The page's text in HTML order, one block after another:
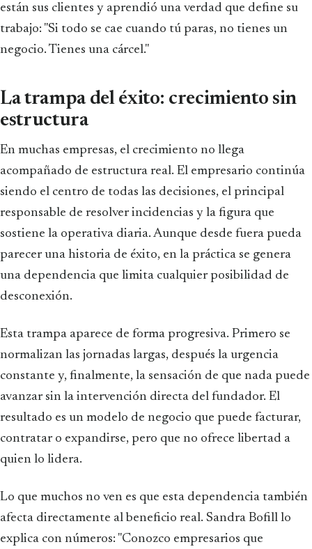
están sus clientes y aprendió una verdad que define su
trabajo: "Si todo se cae cuando tú paras, no tienes un
negocio. Tienes una cárcel."
La trampa del éxito: crecimiento sin
estructura
En muchas empresas, el crecimiento no llega
acompañado de estructura real. El empresario continúa
siendo el centro de todas las decisiones, el principal
responsable de resolver incidencias y la figura que
sostiene la operativa diaria. Aunque desde fuera pueda
parecer una historia de éxito, en la práctica se genera
una dependencia que limita cualquier posibilidad de
desconexión.
Esta trampa aparece de forma progresiva. Primero se
normalizan las jornadas largas, después la urgencia
constante y, finalmente, la sensación de que nada puede
avanzar sin la intervención directa del fundador. El
resultado es un modelo de negocio que puede facturar,
contratar o expandirse, pero que no ofrece libertad a
quien lo lidera.
Lo que muchos no ven es que esta dependencia también
afecta directamente al beneficio real. Sandra Bofill lo
explica con números: "Conozco empresarios que